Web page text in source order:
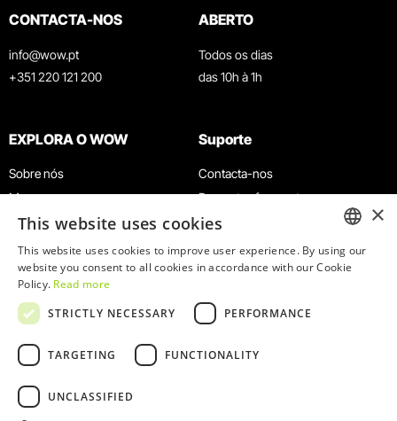
CONTACTA-NOS
info@wow.pt
+351 220 121 200
ABERTO
Todos os dias
das 10h à 1h
EXPLORA O WOW
Sobre nós
Museus
Agenda
Notícias
Restaurantes
Cartão WOW
Grupos e Eventos
Serviço Educativo
Suporte
Contacta-nos
Perguntas frequentes
Termos e Condições
Política de privacidade e cookies
Trabalha connosco
Livro de reclamações
ENGLISH
×
This website uses cookies
This website uses cookies to improve user experience. By using our
website you consent to all cookies in accordance with our Cookie
Policy. Read more
STRICTLY NECESSARY
PERFORMANCE
TARGETING FUNCTIONALITY
UNCLASSIFIED